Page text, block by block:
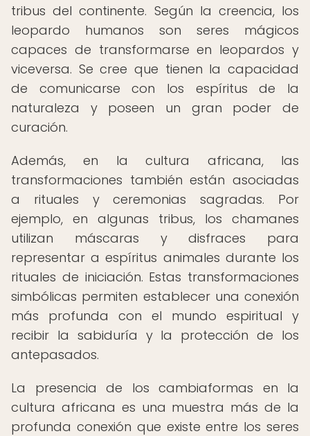
tribus del continente. Según la creencia, los
leopardo humanos son seres mágicos
capaces de transformarse en leopardos y
viceversa. Se cree que tienen la capacidad
de comunicarse con los espíritus de la
naturaleza y poseen un gran poder de
curación.
Además, en la cultura africana, las
transformaciones también están asociadas
a rituales y ceremonias sagradas. Por
ejemplo, en algunas tribus, los chamanes
utilizan máscaras y disfraces para
representar a espíritus animales durante los
rituales de iniciación. Estas transformaciones
simbólicas permiten establecer una conexión
más profunda con el mundo espiritual y
recibir la sabiduría y la protección de los
antepasados.
La presencia de los cambiaformas en la
cultura africana es una muestra más de la
profunda conexión que existe entre los seres